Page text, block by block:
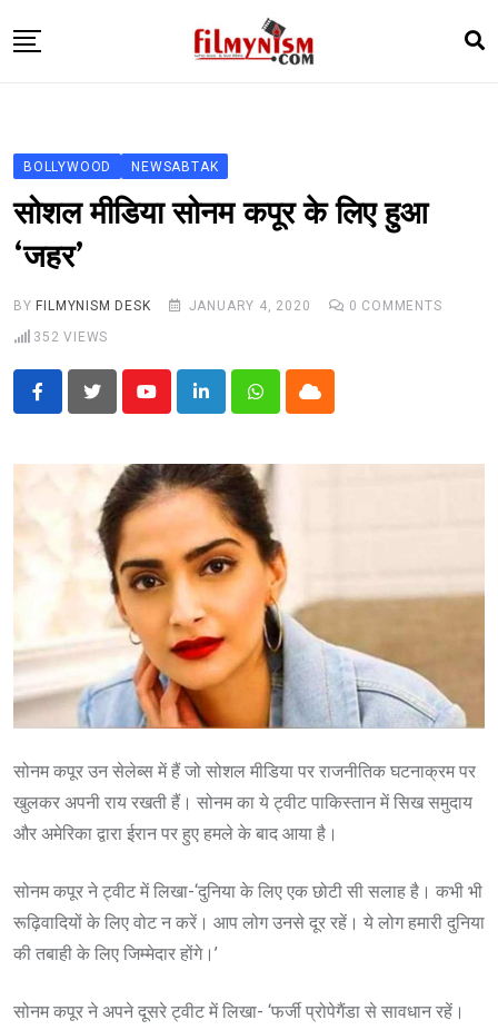
to
TELEVISION
BHOJPURI
NEWS ABTAK
STARRY SIDES
BOLLYWOOD NEWSABTAK
सोशल मीडिया सोनम कपूर के लिए हुआ
‘जहर’
BY FILMYNISM DESK JANUARY 4, 2020 0 COMMENTS
352 VIEWS
YoutubeLinkedInWhatsappCloud
सोनम कपूर उन सेलेब्स में हैं जो सोशल मीडिया पर राजनीतिक घटनाक्रम पर
खुलकर अपनी राय रखती हैं। सोनम का ये ट्वीट पाकिस्तान में सिख समुदाय
और अमेरिका द्वारा ईरान पर हुए हमले के बाद आया है।
सोनम कपूर ने ट्वीट में लिखा-‘दुनिया के लिए एक छोटी सी सलाह है। कभी भी
रूढ़िवादियों के लिए वोट न करें। आप लोग उनसे दूर रहें। ये लोग हमारी दुनिया
की तबाही के लिए जिम्मेदार होंगे।’
सोनम कपूर ने अपने दूसरे ट्वीट में लिखा- ‘फर्जी प्रोपेगैंडा से सावधान रहें।